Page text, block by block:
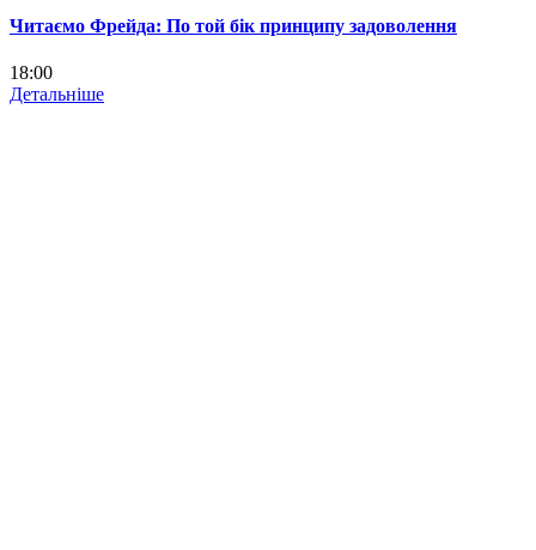
Читаємо Фрейда: По той бік принципу задоволення
18:00
Детальніше